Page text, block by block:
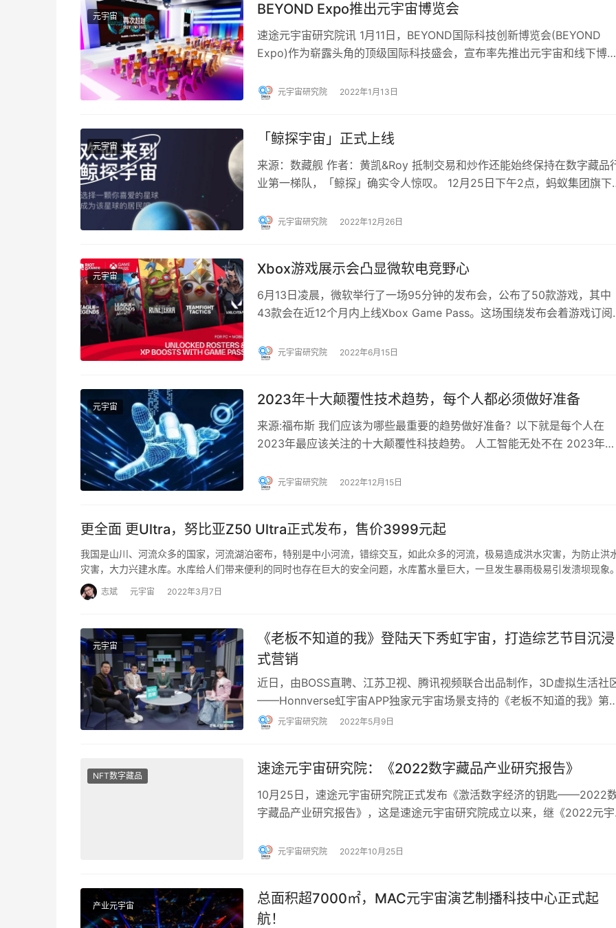
元宇宙 BEYOND Expo推出元宇宙博览会
速途元宇宙研究院讯 1月11日，BEYOND国际科技创新博览会(BEYOND
Expo)作为崭露头角的顶级国际科技盛会，宣布率先推出元宇宙和线下博
元宇宙研究院 2022年1月13日
元宇宙 「鲸探宇宙」正式上线
来源：数藏舰 作者：黄凯&Roy 抵制交易和炒作还能始终保持在数字藏品
业第一梯队，「鲸探」确实令人惊叹。 12月25日下午2点，蚂蚁集团旗下
元宇宙研究院 2022年12月26日
元宇宙 Xbox游戏展示会凸显微软电竞野心
6月13日凌晨，微软举行了一场95分钟的发布会，公布了50款游戏，其中
43款会在近12个月内上线Xbox Game Pass。这场围绕发布会着游戏订阅
元宇宙研究院 2022年6月15日
元宇宙 2023年十大颠覆性技术趋势，每个人都必须做好准备
来源:福布斯 我们应该为哪些最重要的趋势做好准备？以下就是每个人在
2023年最应该关注的十大颠覆性科技趋势。 人工智能无处不在 2023年，
元宇宙研究院 2022年12月15日
更全面 更Ultra，努比亚Z50 Ultra正式发布，售价3999元起
我国是山川、河流众多的国家，河流湖泊密布，特别是中小河流，错综交互，如此众多的河流，极易造成洪水灾害，为防止洪
灾害，大力兴建水库。水库给人们带来便利的同时也存在巨大的安全问题，水库蓄水量巨大，一旦发生暴雨极易引发溃坝现象
志斌 元宇宙 2022年3月7日
元宇宙
《老板不知道的我》登陆天下秀虹宇宙，打造综艺节目沉浸
式营销
近日，由BOSS直聘、江苏卫视、腾讯视频联合出品制作，3D虚拟生活社
——Honnverse虹宇宙APP独家元宇宙场景支持的《老板不知道的我》第
季全面升级。 节目老板邀请到了张晓…
元宇宙研究院 2022年5月9日
NFT数字藏品 速途元宇宙研究院：《2022数字藏品产业研究报告》
10月25日，速途元宇宙研究院正式发布《激活数字经济的钥匙——2022
字藏品产业研究报告》，这是速途元宇宙研究院成立以来，继《2022元宇
元宇宙研究院 2022年10月25日
产业元宇宙
总面积超7000㎡，MAC元宇宙演艺制播科技中心正式起
航！